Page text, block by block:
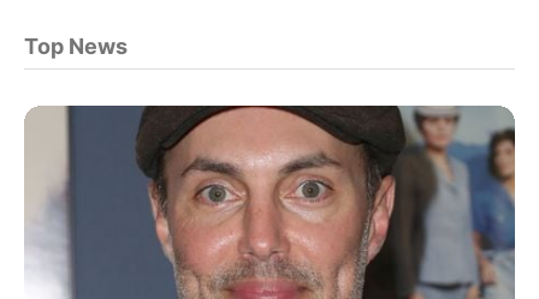
Top News